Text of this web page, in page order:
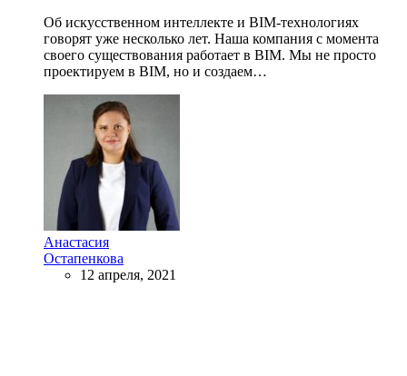
Об искусственном интеллекте и BIM-технологиях
говорят уже несколько лет. Наша компания с момента
своего существования работает в BIM. Мы не просто
проектируем в BIM, но и создаем…
Анастасия
Остапенкова
12 апреля, 2021